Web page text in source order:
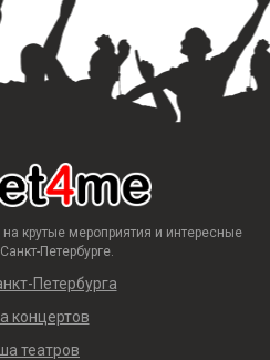
крутые мероприятия и интересные
Петербурге.
Петербурга
концертов
театров